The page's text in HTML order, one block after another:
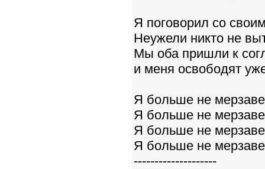
Я поговорил со
Неужели никто не
Мы оба пришли к
и меня освободят
Я больше не
Я больше не
Я больше не
Я больше не
--------------------